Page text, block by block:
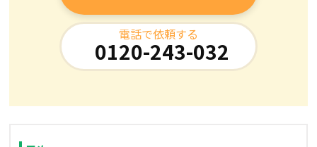
電話で依頼する
0120-243-032